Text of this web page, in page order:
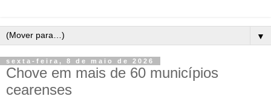
▼
sexta-feira, 8 de maio de 2026
Chove em mais de 60 municípios
cearenses